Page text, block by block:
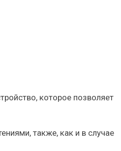
которое позволяет
также, как и в случае